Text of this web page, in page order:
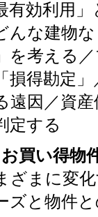
有効利用
んな建物
を考える
損得勘定
遠因／資
定する
買い得物
ざまに変
ズと物件